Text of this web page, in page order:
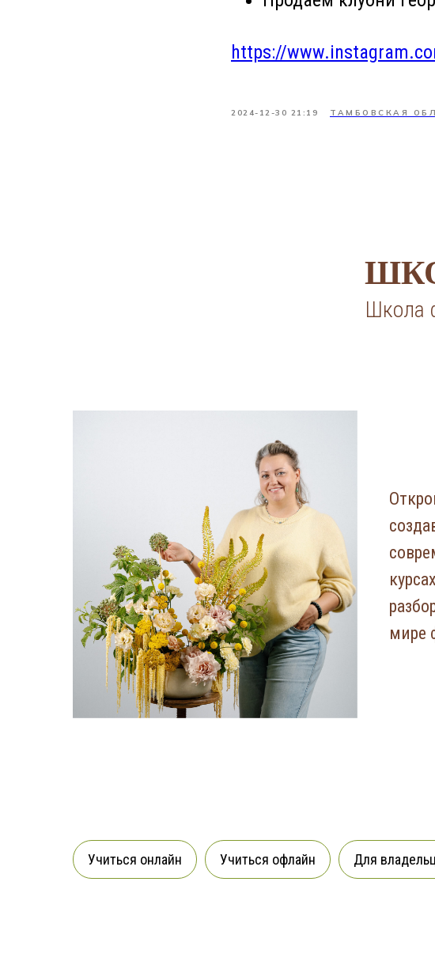
https://
2024-12-30 21:19 ТАМБОВСКАЯ
Школа
мире
Учиться онлайн Учиться офлайн Для